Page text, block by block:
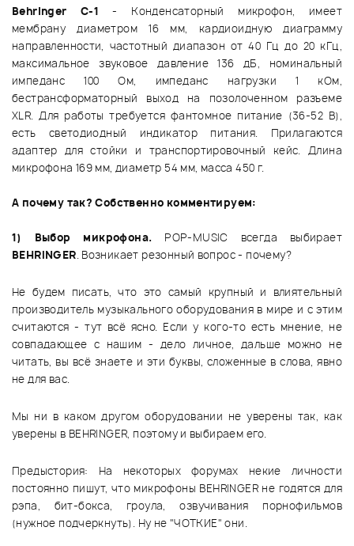
Behringer С-1 - Конденсаторный микрофон, имеет
мембрану диаметром 16 мм, кардиоидную диаграмму
направленности, частотный диапазон от 40 Гц до 20 кГц,
максимальное звуковое давление 136 дБ, номинальный
импеданс 100 Ом, импеданс нагрузки 1 кОм,
бестрансформаторный выход на позолоченном разъеме
XLR. Для работы требуется фантомное питание (36-52 В),
есть светодиодный индикатор питания. Прилагаются
адаптер для стойки и транспортировочный кейс. Длина
микрофона 169 мм, диаметр 54 мм, масса 450 г.
А почему так? Собственно комментируем:
1) Выбор микрофона. POP-MUSIC всегда выбирает
BEHRINGER. Возникает резонный вопрос - почему?
Не будем писать, что это самый крупный и влиятельный
производитель музыкального оборудования в мире и с этим
считаются - тут всё ясно. Если у кого-то есть мнение, не
совпадающее с нашим - дело личное, дальше можно не
читать, вы всё знаете и эти буквы, сложенные в слова, явно
не для вас.
Мы ни в каком другом оборудовании не уверены так, как
уверены в BEHRINGER, поэтому и выбираем его.
Предыстория: На некоторых форумах некие личности
постоянно пишут, что микрофоны BEHRINGER не годятся для
рэпа, бит-бокса, гроула, озвучивания порнофильмов
(нужное подчеркнуть). Ну не "ЧОТКИЕ" они.